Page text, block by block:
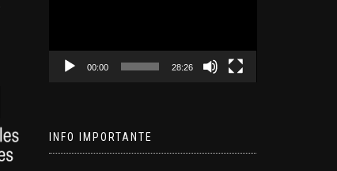
00:00 28:26
INFO IMPORTANTE